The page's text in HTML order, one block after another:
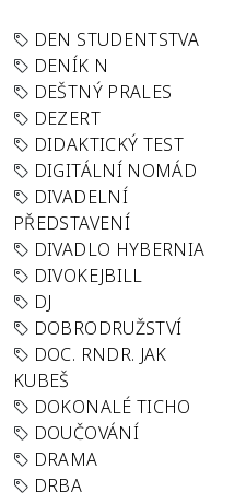
DEN STUDENTSTVA
DENÍK N
DEŠTNÝ PRALES
DEZERT
DIDAKTICKÝ TEST
DIGITÁLNÍ NOMÁD
DIVADELNÍ
PŘEDSTAVENÍ
DIVADLO HYBERNIA
DIVOKEJBILL
DJ
DOBRODRUŽSTVÍ
DOC. RNDR. JAK
KUBEŠ
DOKONALÉ TICHO
DOUČOVÁNÍ
DRAMA
DRBA